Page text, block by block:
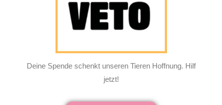
Deine Spende schenkt unseren Tieren Hoffnung. Hilf
jetzt!